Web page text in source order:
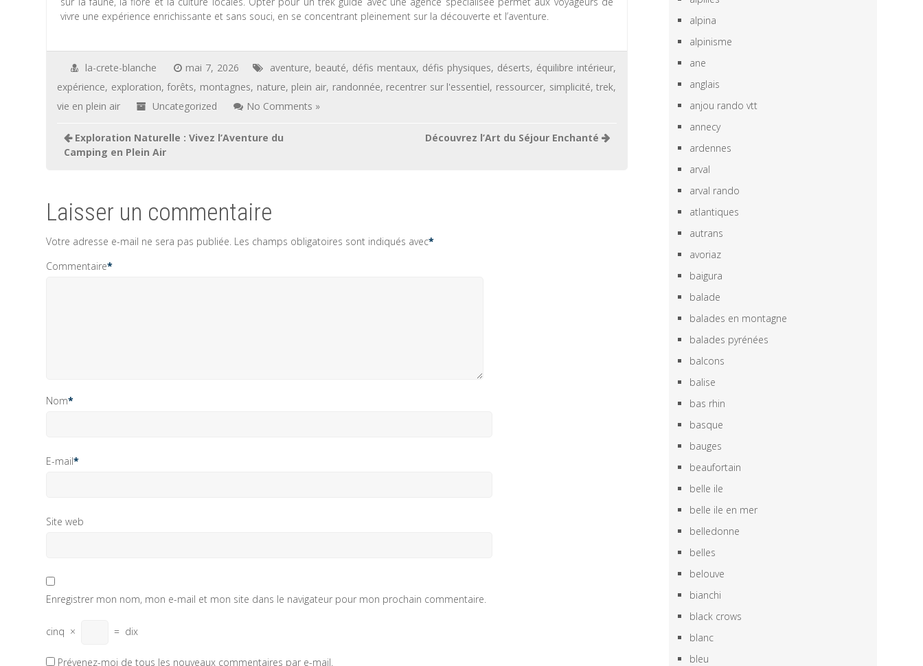
vivre une expérience enrichissante et sans souci, en se concentrant pleinement sur la découverte et l’aventure.
la-crete-blanche mai 7, 2026 aventure, beauté, défis mentaux, défis physiques, déserts, équilibre intérieur,
expérience, exploration,forêts, montagnes, nature, plein air, randonnée, recentrer sur l'essentiel, ressourcer, simplicité,trek,
vie en plein air
Uncategorized No Comments »
Navigation
de
Exploration Naturelle : Vivez l’Aventure du
Camping en Plein Air
Découvrez l’Art du Séjour Enchanté
Laisser un commentaire
Votre adresse e-mail ne sera pas publiée. Les champs obligatoires sont indiqués avec*
Commentaire*
Nom*
E-mail*
Site web
Enregistrer mon nom, mon e-mail et mon site dans le navigateur pour mon prochain commentaire.
cinq × = dix
Prévenez-moi de tous les nouveaux commentaires par e-mail.
alpina
alpinisme
ane
anglais
anjou rando vtt
annecy
ardennes
arval
arval rando
atlantiques
autrans
avoriaz
baigura
balade
balades en montagne
balades pyrénées
balcons
balise
bas rhin
basque
bauges
beaufortain
belle ile
belle ile en mer
belledonne
belles
belouve
bianchi
black crows
blanc
bleu